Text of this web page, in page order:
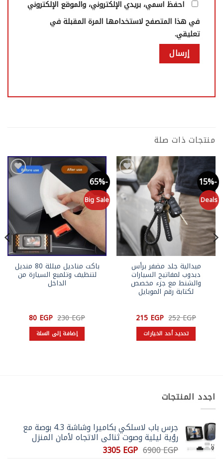
احفظ اسمي، بريدي الإلكتروني، والموقع الإلكتروني
في هذا المتصفح لاستخدامها المرة المقبلة في
تعليقي.
منتجات ذات صلة
Deals
Add to
wishlist
ميدالية جلد مضفر برأس
دبدوب لمفاتيح السيارات
والشنط مع جزء مخصص
لكتابة رقم الموبايل
252EGP السعر
الأصلي
هو:
252 EGP.
215EGP السعر
الحالي
هو: تحديد أحد الخيارات
لهذا
اختيار
الخيارات
على
Big Sale
Add to
باكت مناديل مبللة 80 منديل
لتنظيف وتلميع السيارة من
الداخل
230EGP السعر
الأصلي
هو:
230 EGP.
80EGP السعر
الحالي
هو: إضافة إلى السلة
اجدد المنتجات
جرس باب لاسلكي بكاميرا وشاشة 4.3 بوصة مع
رؤية ليلية وصوت ثنائي الاتجاه لأمان المنزل
6900EGP السعر3305EGP السعر